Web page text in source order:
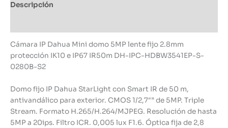
Descripción
Cámara IP Dahua Mini domo 5MP lente fijo 2.8mm
protección IK10 e IP67 IR50m DH-IPC-HDBW3541EP-S-
0280B-S2
Domo fijo IP Dahua StarLight con Smart IR de 50 m,
antivandálico para exterior. CMOS 1/2,7″” de 5MP. Triple
Stream. Formato H.265/H.264/MJPEG. Resolución de hasta
5MP a 20ips. Filtro ICR. 0,005 lux F1.6. Óptica fija de 2,8